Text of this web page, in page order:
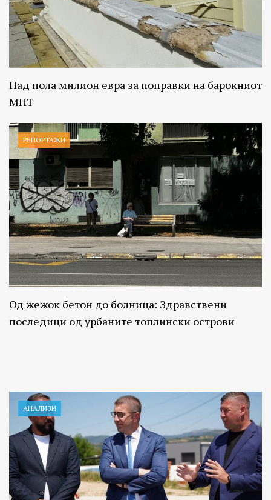
Над пола милион евра за поправки на барокниот
МНТ
РЕПОРТАЖИ
Од жежок бетон до болница: Здравствени
последици од урбаните топлински острови
АНАЛИЗИ